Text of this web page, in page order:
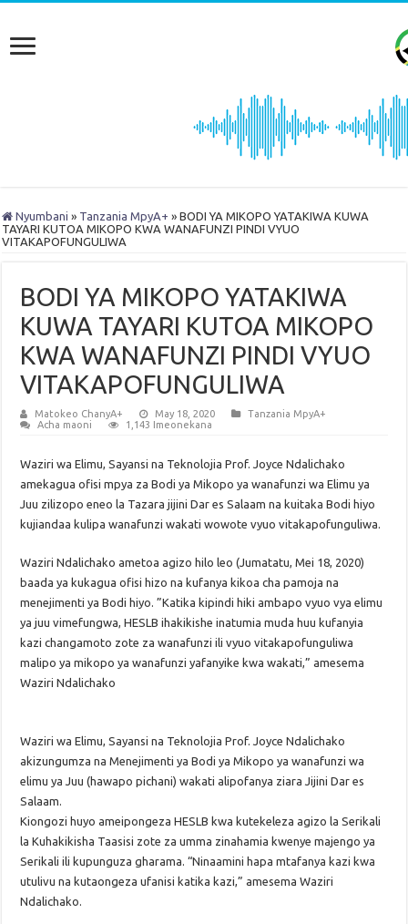
Nyumbani » Tanzania MpyA+ » BODI YA MIKOPO YATAKIWA KUWA
TAYARI KUTOA MIKOPO KWA WANAFUNZI PINDI VYUO
VITAKAPOFUNGULIWA
BODI YA MIKOPO YATAKIWA
KUWA TAYARI KUTOA MIKOPO
KWA WANAFUNZI PINDI VYUO
VITAKAPOFUNGULIWA
Matokeo ChanyA+ May 18, 2020
Tanzania MpyA+
Acha maoni
1,143 Imeonekana
Waziri wa Elimu, Sayansi na Teknolojia Prof. Joyce Ndalichako
amekagua ofisi mpya za Bodi ya Mikopo ya wanafunzi wa Elimu ya
Juu zilizopo eneo la Tazara jijini Dar es Salaam na kuitaka Bodi hiyo
kujiandaa kulipa wanafunzi wakati wowote vyuo vitakapofunguliwa.
Waziri Ndalichako ametoa agizo hilo leo (Jumatatu, Mei 18, 2020)
baada ya kukagua ofisi hizo na kufanya kikoa cha pamoja na
menejimenti ya Bodi hiyo. ”Katika kipindi hiki ambapo vyuo vya elimu
ya juu vimefungwa, HESLB ihakikishe inatumia muda huu kufanyia
kazi changamoto zote za wanafunzi ili vyuo vitakapofunguliwa
malipo ya mikopo ya wanafunzi yafanyike kwa wakati,” amesema
Waziri Ndalichako
Waziri wa Elimu, Sayansi na Teknolojia Prof. Joyce Ndalichako
akizungumza na Menejimenti ya Bodi ya Mikopo ya wanafunzi wa
elimu ya Juu (hawapo pichani) wakati alipofanya ziara Jijini Dar es
Salaam.
Kiongozi huyo ameipongeza HESLB kwa kutekeleza agizo la Serikali
la Kuhakikisha Taasisi zote za umma zinahamia kwenye majengo ya
Serikali ili kupunguza gharama. “Ninaamini hapa mtafanya kazi kwa
utulivu na kutaongeza ufanisi katika kazi,” amesema Waziri
Ndalichako.